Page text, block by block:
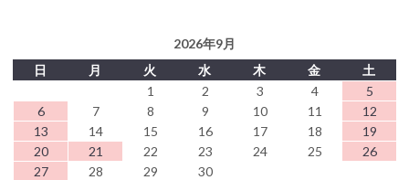
2026年9月
日
月 火 水 木 金
土
1
2 3 4
5
6
7 8 9 10 11
12
13
14 15 16 17 18
19
20
21 22 23 24 25
26
27
28 29 30